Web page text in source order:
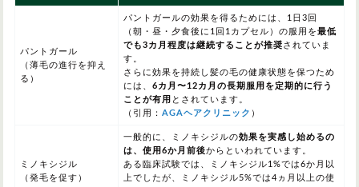
パントガール
（薄毛の進行を抑え
る）
パントガールの効果を得るためには、1日3回
（朝・昼・夕食後に1回1カプセル）の服用を最低
でも3カ月程度は継続することが推奨されていま
す。
さらに効果を持続し髪の毛の健康状態を保つため
には、 6カ月〜12カ月の長期服用を定期的に行う
ことが有用 とされています。
（引用： AGAヘアクリニック ）
ミノキシジル
（発毛を促す）
一般的に、ミノキシジルの効果を実感し始めるの
は、 使用6か月前後から といわれています。
ある臨床試験では、
ミノキシジル1%では6か月以
上でしたが、 ミノキシジル5%では4ヵ月以上の使